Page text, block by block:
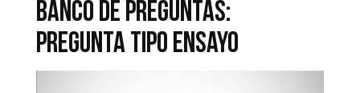
BANCO DE PREGUNTAS:
PREGUNTA TIPO ENSAYO